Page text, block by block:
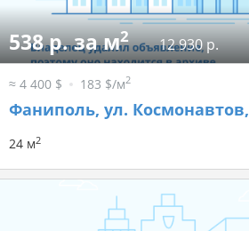
538 р. за м2 12 930 р.
≈ 4 400 $ 183 $/м2
Фаниполь, ул.
24 м2